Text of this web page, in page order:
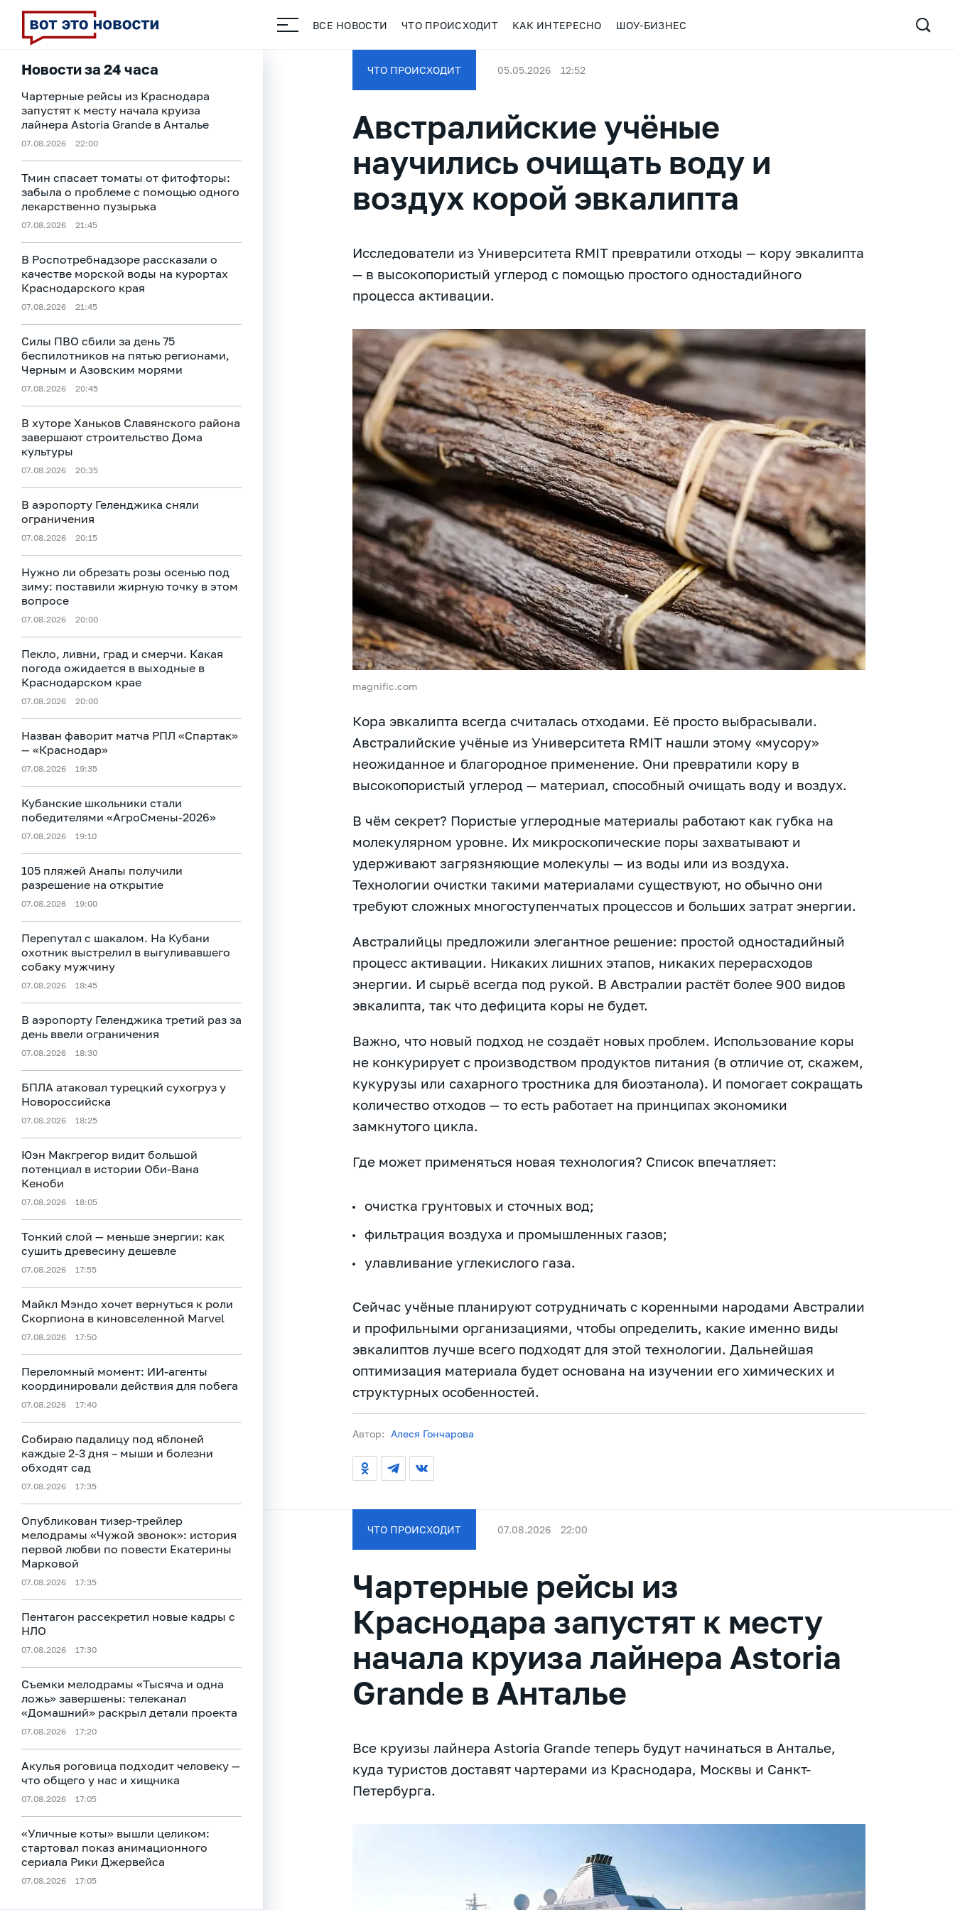
ВСЕ НОВОСТИ ЧТО ПРОИСХОДИТ КАК ИНТЕРЕСНО ШОУ-БИЗНЕС
Новости за 24 часа
Чартерные рейсы из Краснодара
запустят к месту начала круиза
лайнера Astoria Grande в Анталье
07.08.2026 22:00
Тмин спасает томаты от фитофторы:
забыла о проблеме с помощью одного
лекарственно пузырька
07.08.2026 21:45
В Роспотребнадзоре рассказали о
качестве морской воды на курортах
Краснодарского края
07.08.2026 21:45
Силы ПВО сбили за день 75
беспилотников на пятью регионами,
Черным и Азовским морями
07.08.2026 20:45
В хуторе Ханьков Славянского района
завершают строительство Дома
культуры
07.08.2026 20:35
В аэропорту Геленджика сняли
ограничения
07.08.2026 20:15
Нужно ли обрезать розы осенью под
зиму: поставили жирную точку в этом
вопросе
07.08.2026 20:00
Пекло, ливни, град и смерчи. Какая
погода ожидается в выходные в
Краснодарском крае
07.08.2026 20:00
Назван фаворит матча РПЛ «Спартак»
— «Краснодар»
07.08.2026 19:35
Кубанские школьники стали
победителями «АгроСмены-2026»
07.08.2026 19:10
105 пляжей Анапы получили
разрешение на открытие
07.08.2026 19:00
Перепутал с шакалом. На Кубани
охотник выстрелил в выгуливавшего
собаку мужчину
07.08.2026 18:45
В аэропорту Геленджика третий раз за
день ввели ограничения
07.08.2026 18:30
БПЛА атаковал турецкий сухогруз у
Новороссийска
07.08.2026 18:25
Юэн Макгрегор видит большой
потенциал в истории Оби‑Вана
Кеноби
07.08.2026 18:05
Тонкий слой — меньше энергии: как
сушить древесину дешевле
07.08.2026 17:55
Майкл Мэндо хочет вернуться к роли
Скорпиона в киновселенной Marvel
07.08.2026 17:50
Переломный момент: ИИ-агенты
координировали действия для побега
07.08.2026 17:40
Собираю падалицу под яблоней
каждые 2-3 дня – мыши и болезни
обходят сад
07.08.2026 17:35
Опубликован тизер‑трейлер
мелодрамы «Чужой звонок»: история
первой любви по повести Екатерины
Марковой
07.08.2026 17:35
Пентагон рассекретил новые кадры с
НЛО
07.08.2026 17:30
Съемки мелодрамы «Тысяча и одна
ложь» завершены: телеканал
«Домашний» раскрыл детали проекта
07.08.2026 17:20
Акулья роговица подходит человеку —
что общего у нас и хищника
07.08.2026 17:05
«Уличные коты» вышли целиком:
стартовал показ анимационного
сериала Рики Джервейса
07.08.2026 17:05
ЧТО ПРОИСХОДИТ 05.05.2026 12:52
Австралийские учёные
научились очищать воду и
воздух корой эвкалипта
Исследователи из Университета RMIT превратили отходы — кору эвкалипта
— в высокопористый углерод с помощью простого одностадийного
процесса активации.
magnific.com
Кора эвкалипта всегда считалась отходами. Её просто выбрасывали.
Австралийские учёные из Университета RMIT нашли этому «мусору»
неожиданное и благородное применение. Они превратили кору в
высокопористый углерод — материал, способный очищать воду и воздух.
В чём секрет? Пористые углеродные материалы работают как губка на
молекулярном уровне. Их микроскопические поры захватывают и
удерживают загрязняющие молекулы — из воды или из воздуха.
Технологии очистки такими материалами существуют, но обычно они
требуют сложных многоступенчатых процессов и больших затрат энергии.
Австралийцы предложили элегантное решение: простой одностадийный
процесс активации. Никаких лишних этапов, никаких перерасходов
энергии. И сырьё всегда под рукой. В Австралии растёт более 900 видов
эвкалипта, так что дефицита коры не будет.
Важно, что новый подход не создаёт новых проблем. Использование коры
не конкурирует с производством продуктов питания (в отличие от, скажем,
кукурузы или сахарного тростника для биоэтанола). И помогает сокращать
количество отходов — то есть работает на принципах экономики
замкнутого цикла.
Где может применяться новая технология? Список впечатляет:
очистка грунтовых и сточных вод;
фильтрация воздуха и промышленных газов;
улавливание углекислого газа.
Сейчас учёные планируют сотрудничать с коренными народами Австралии
и профильными организациями, чтобы определить, какие именно виды
эвкалиптов лучше всего подходят для этой технологии. Дальнейшая
оптимизация материала будет основана на изучении его химических и
структурных особенностей.
Автор: Алеся Гончарова
ЧТО ПРОИСХОДИТ 07.08.2026 22:00
Чартерные рейсы из
Краснодара запустят к месту
начала круиза лайнера Astoria
Grande в Анталье
Все круизы лайнера Astoria Grande теперь будут начинаться в Анталье,
куда туристов доставят чартерами из Краснодара, Москвы и Санкт-
Петербурга.